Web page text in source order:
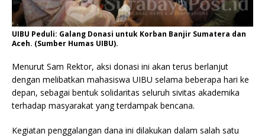
UIBU Peduli: Galang Donasi untuk Korban Banjir Sumatera dan
Aceh. (Sumber Humas UIBU).
Menurut Sam Rektor, aksi donasi ini akan terus berlanjut
dengan melibatkan mahasiswa UIBU selama beberapa hari ke
depan, sebagai bentuk solidaritas seluruh sivitas akademika
terhadap masyarakat yang terdampak bencana.
Kegiatan penggalangan dana ini dilakukan dalam salah satu